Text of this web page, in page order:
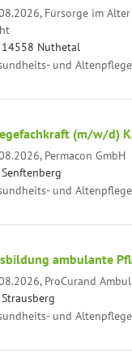
Fürsorge im
14558 Nuthetal
und Altenpflege
(m/w/d)
Permacon GmbH
Senftenberg
und Altenpflege
ambulante
ProCurand
Strausberg
und Altenpflege